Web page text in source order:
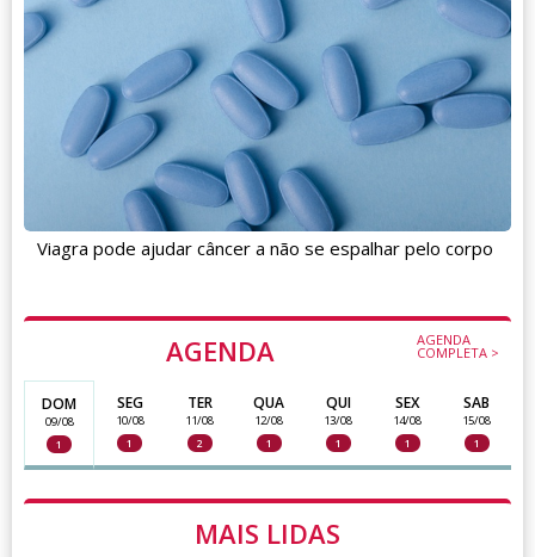
AGENDA AGENDA
COMPLETA >
DOM
09/08
1
SEG
10/08
1
TER
11/08
2
QUA
12/08
1
QUI
13/08
1
SEX
14/08
1
SAB
15/08
1
MAIS LIDAS
Viagra pode ajudar câncer a não se espalhar pelo corpo